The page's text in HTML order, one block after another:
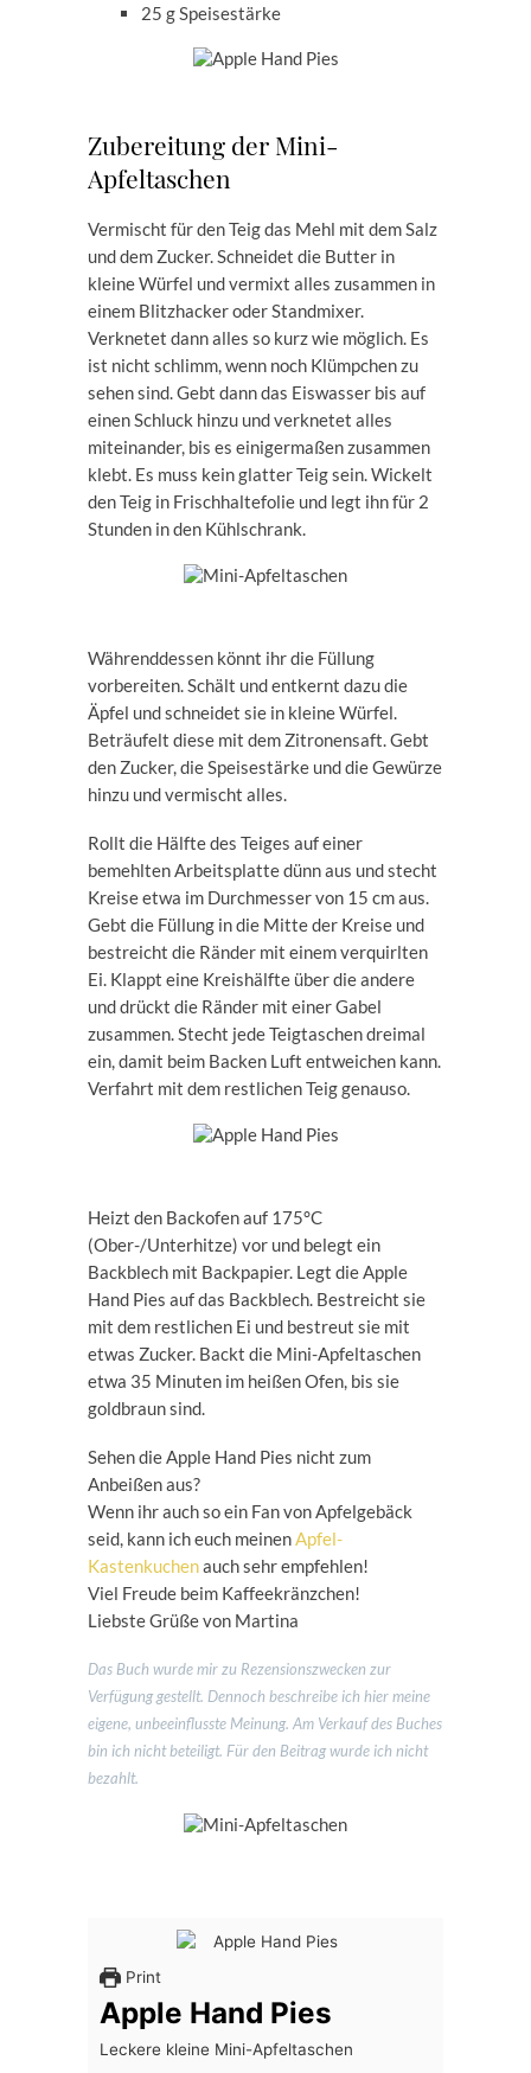
25 g Speisestärke
Zubereitung der Mini-
Apfeltaschen
Vermischt für den Teig das Mehl mit dem Salz
und dem Zucker. Schneidet die Butter in
kleine Würfel und vermixt alles zusammen in
einem Blitzhacker oder Standmixer.
Verknetet dann alles so kurz wie möglich. Es
ist nicht schlimm, wenn noch Klümpchen zu
sehen sind. Gebt dann das Eiswasser bis auf
einen Schluck hinzu und verknetet alles
miteinander, bis es einigermaßen zusammen
klebt. Es muss kein glatter Teig sein. Wickelt
den Teig in Frischhaltefolie und legt ihn für 2
Stunden in den Kühlschrank.
Währenddessen könnt ihr die Füllung
vorbereiten. Schält und entkernt dazu die
Äpfel und schneidet sie in kleine Würfel.
Beträufelt diese mit dem Zitronensaft. Gebt
den Zucker, die Speisestärke und die Gewürze
hinzu und vermischt alles.
Rollt die Hälfte des Teiges auf einer
bemehlten Arbeitsplatte dünn aus und stecht
Kreise etwa im Durchmesser von 15 cm aus.
Gebt die Füllung in die Mitte der Kreise und
bestreicht die Ränder mit einem verquirlten
Ei. Klappt eine Kreishälfte über die andere
und drückt die Ränder mit einer Gabel
zusammen. Stecht jede Teigtaschen dreimal
ein, damit beim Backen Luft entweichen kann.
Verfahrt mit dem restlichen Teig genauso.
Heizt den Backofen auf 175°C
(Ober-/Unterhitze) vor und belegt ein
Backblech mit Backpapier. Legt die Apple
Hand Pies auf das Backblech. Bestreicht sie
mit dem restlichen Ei und bestreut sie mit
etwas Zucker. Backt die Mini-Apfeltaschen
etwa 35 Minuten im heißen Ofen, bis sie
goldbraun sind.
Sehen die Apple Hand Pies nicht zum
Anbeißen aus?
Wenn ihr auch so ein Fan von Apfelgebäck
seid, kann ich euch meinenApfel-
Kastenkuchenauch sehr empfehlen!
Viel Freude beim Kaffeekränzchen!
Liebste Grüße von Martina
Das Buch wurde mir zu Rezensionszwecken zur
Verfügung gestellt. Dennoch beschreibe ich hier meine
eigene, unbeeinflusste Meinung. Am Verkauf des Buches
bin ich nicht beteiligt. Für den Beitrag wurde ich nicht
bezahlt.
Print
Apple Hand Pies
Leckere kleine Mini-Apfeltaschen